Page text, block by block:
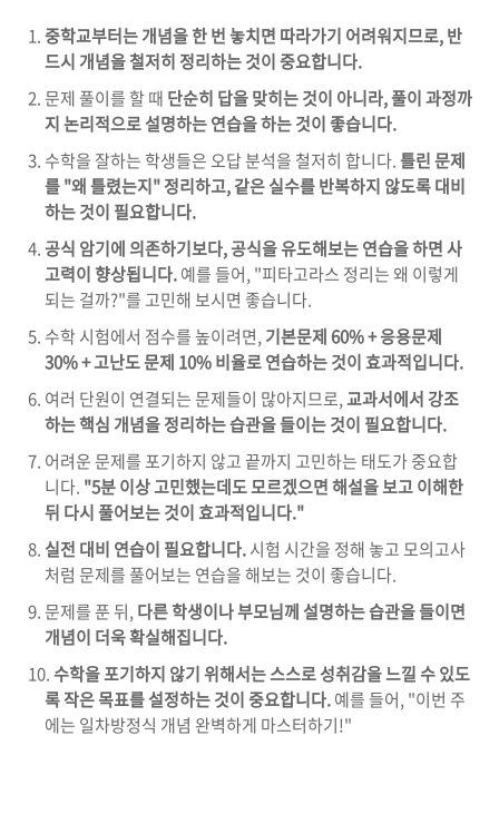
중학교부터는 개념을 한 번 놓치면 따라가기 어려워지므로, 반
드시 개념을 철저히 정리하는 것이 중요합니다.
문제 풀이를 할 때 단순히 답을 맞히는 것이 아니라, 풀이 과정까
지 논리적으로 설명하는 연습을 하는 것이 좋습니다.
수학을 잘하는 학생들은 오답 분석을 철저히 합니다.틀린 문제
를 "왜 틀렸는지" 정리하고, 같은 실수를 반복하지 않도록 대비
하는 것이 필요합니다.
공식 암기에 의존하기보다, 공식을 유도해보는 연습을 하면 사
고력이 향상됩니다.예를 들어, "피타고라스 정리는 왜 이렇게
되는 걸까?"를 고민해 보시면 좋습니다.
수학 시험에서 점수를 높이려면, 기본문제 60% + 응용문제
30% + 고난도 문제 10% 비율로 연습하는 것이 효과적입니다.
여러 단원이 연결되는 문제들이 많아지므로,교과서에서 강조
하는 핵심 개념을 정리하는 습관을 들이는 것이 필요합니다.
어려운 문제를 포기하지 않고 끝까지 고민하는 태도가 중요합
니다. "5분 이상 고민했는데도 모르겠으면 해설을 보고 이해한
뒤 다시 풀어보는 것이 효과적입니다."
실전 대비 연습이 필요합니다.시험 시간을 정해 놓고 모의고사
처럼 문제를 풀어보는 연습을 해보는 것이 좋습니다.
문제를 푼 뒤, 다른 학생이나 부모님께 설명하는 습관을 들이면
개념이 더욱 확실해집니다.
수학을 포기하지 않기 위해서는 스스로 성취감을 느낄 수 있도
록 작은 목표를 설정하는 것이 중요합니다.예를 들어, "이번 주
에는 일차방정식 개념 완벽하게 마스터하기!"